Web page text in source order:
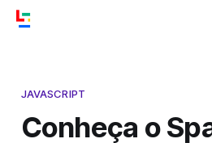
JAVASCRIPT
Conheça o